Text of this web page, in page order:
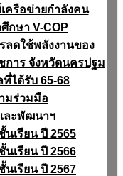
ครือข่ายกำลังคน
กษา V-COP
ลดใช้พลังงานของ
การ จังหวัดนครปฐม
ที่ได้รับ 65-68
มร่วมมือ
เละพัฒนาฯ
นเรียน ปี 2565
นเรียน ปี 2566
นเรียน ปี 2567